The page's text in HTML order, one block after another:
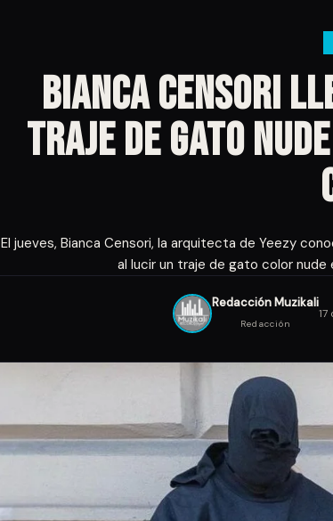
Bianca Censori
Traje de gato
El jueves, Bianca Censori, la arquitecta de Yeezy
al lucir un traje de gato color nude
Redacción Muzikali
Redacción